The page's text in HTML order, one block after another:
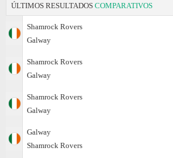
ÚLTIMOS RESULTADOS COMPARATIVOS
Shamrock Rovers
Galway
Shamrock Rovers
Galway
Shamrock Rovers
Galway
Galway
Shamrock Rovers